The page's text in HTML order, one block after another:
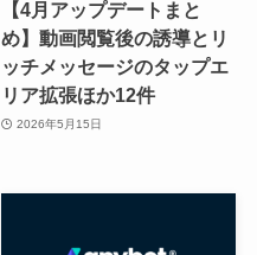
【4月アップデートまと
め】動画閲覧後の誘導とリ
ッチメッセージのタップエ
リア拡張ほか12件
2026年5月15日